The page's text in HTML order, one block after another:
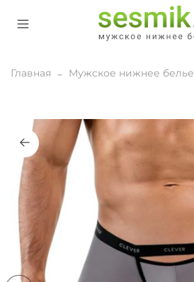
Главная Мужское нижнее белье